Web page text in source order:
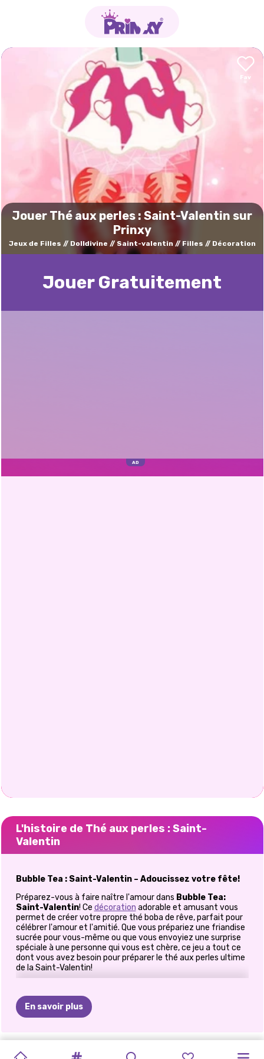
Jouer Thé aux perles : Saint-Valentin sur
Prinxy
Jeux de Filles Dolldivine Saint-valentin Filles Décoration
Jouer Gratuitement
L'histoire de Thé aux perles : Saint-
Valentin
Bubble Tea : Saint-Valentin – Adoucissez votre fête!
Préparez-vous à faire naître l'amour dans Bubble Tea:
Saint-Valentin! Ce décoration adorable et amusant vous
permet de créer votre propre thé boba de rêve, parfait pour
célébrer l'amour et l'amitié. Que vous prépariez une friandise
sucrée pour vous-même ou que vous envoyiez une surprise
spéciale à une personne qui vous est chère, ce jeu a tout ce
dont vous avez besoin pour préparer le thé aux perles ultime
de la Saint-Valentin!
parfait!
Commencez par choisir parmi de délicieuses saveurs comme
votre histoire d'amour. N'oubliez pas la touche finale:
En savoir plus